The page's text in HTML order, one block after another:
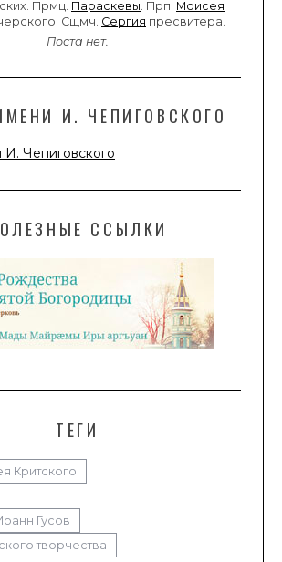
Прмц. Параскевы. Прп. Моисея
Сщмч. Сергия пресвитера.
Поста нет.
И. ЧЕПИГОВСКОГО
Чепиговского
ССЫЛКИ
ТЕГИ
Критского
Гусов
творчества